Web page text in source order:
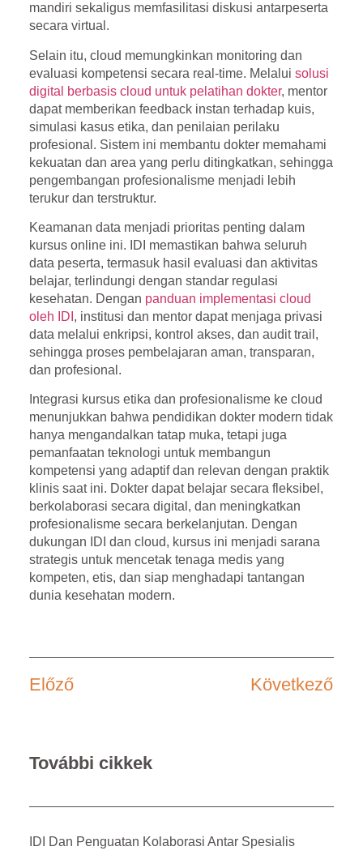
mandiri sekaligus memfasilitasi diskusi antarpeserta
secara virtual.
Selain itu, cloud memungkinkan monitoring dan
evaluasi kompetensi secara real-time. Melalui solusi
digital berbasis cloud untuk pelatihan dokter, mentor
dapat memberikan feedback instan terhadap kuis,
simulasi kasus etika, dan penilaian perilaku
profesional. Sistem ini membantu dokter memahami
kekuatan dan area yang perlu ditingkatkan, sehingga
pengembangan profesionalisme menjadi lebih
terukur dan terstruktur.
Keamanan data menjadi prioritas penting dalam
kursus online ini. IDI memastikan bahwa seluruh
data peserta, termasuk hasil evaluasi dan aktivitas
belajar, terlindungi dengan standar regulasi
kesehatan. Dengan panduan implementasi cloud
oleh IDI , institusi dan mentor dapat menjaga privasi
data melalui enkripsi, kontrol akses, dan audit trail,
sehingga proses pembelajaran aman, transparan,
dan profesional.
Integrasi kursus etika dan profesionalisme ke cloud
menunjukkan bahwa pendidikan dokter modern tidak
hanya mengandalkan tatap muka, tetapi juga
pemanfaatan teknologi untuk membangun
kompetensi yang adaptif dan relevan dengan praktik
klinis saat ini. Dokter dapat belajar secara fleksibel,
berkolaborasi secara digital, dan meningkatkan
profesionalisme secara berkelanjutan. Dengan
dukungan IDI dan cloud, kursus ini menjadi sarana
strategis untuk mencetak tenaga medis yang
kompeten, etis, dan siap menghadapi tantangan
dunia kesehatan modern.
Előző Következő
További cikkek
IDI Dan Penguatan Kolaborasi Antar Spesialis